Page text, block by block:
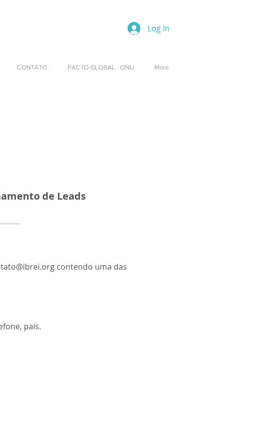
Log In
CONTATO PACTO GLOBAL - ONU More
de Leads
contendo uma das
país.